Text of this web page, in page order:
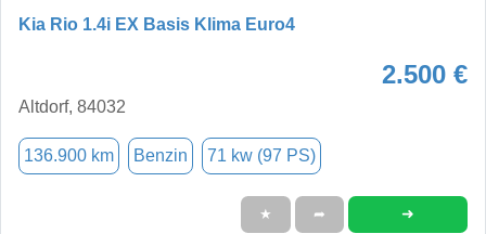
Kia Rio 1.4i EX Basis Klima Euro4
2.500 €
Altdorf, 84032
136.900 km Benzin 71 kw (97 PS)
★ ➦ ➜